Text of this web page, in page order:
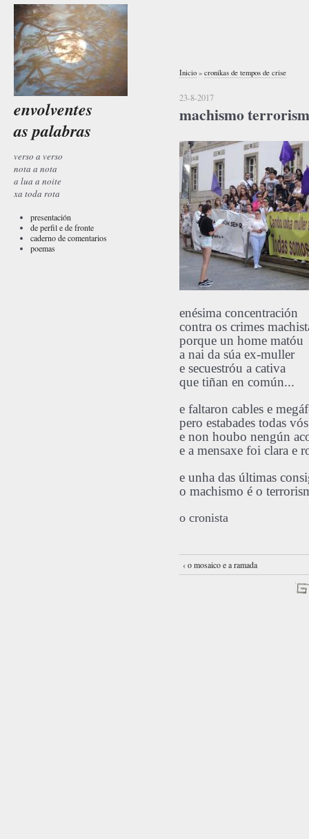
envolventes
as palabras
verso a verso
nota a nota
a lua a noite
xa toda rota
presentación
de perfil e de fronte
caderno de comentarios
poemas
Inicio » cronikas de tempos de crise
23-8-2017
machismo
enésima concentración
contra os crimes
porque un home matóu
a nai da súa ex-muller
e secuestróu a cativa
que tiñan en común...
e faltaron cables e
pero estabades todas vós
e non houbo nengún
e a mensaxe foi clara e
e unha das últimas
o machismo é o
o cronista
‹ o mosaico e a ramada